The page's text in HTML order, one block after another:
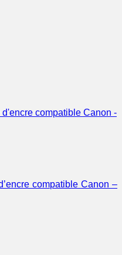
compatible Canon –